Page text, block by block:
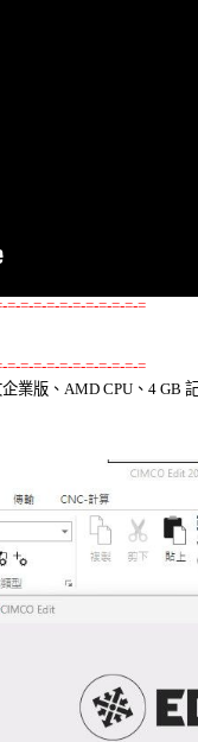
=-=-=-=-=-=-=-=-=-=-=
=-=-=-=-=-=-=-=-=-=-=
業版、AMD CPU、4 GB